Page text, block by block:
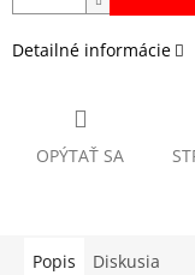
Detailné informácie
OPÝTAŤ SA
Popis Diskusia